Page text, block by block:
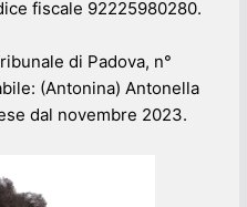
fiscale 92225980280.
di Padova, n°
(Antonina) Antonella
dal novembre 2023.